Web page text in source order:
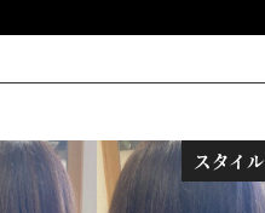
スタイル